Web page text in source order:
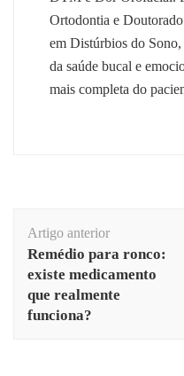
Ortodontia e
em Distúrbios do
da saúde bucal e
mais completa do
de
post
Artigo anterior
Remédio para ronco:
existe medicamento
que realmente
funciona?